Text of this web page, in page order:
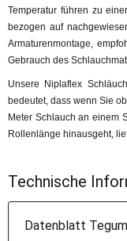
Temperatur führen zu
bezogen auf
Armaturenmontage,
Gebrauch des
Unsere Niplaflex
bedeutet, dass wenn Sie
Meter Schlauch an einem
Rollenlänge hinausgeht,
Technische
Datenblatt